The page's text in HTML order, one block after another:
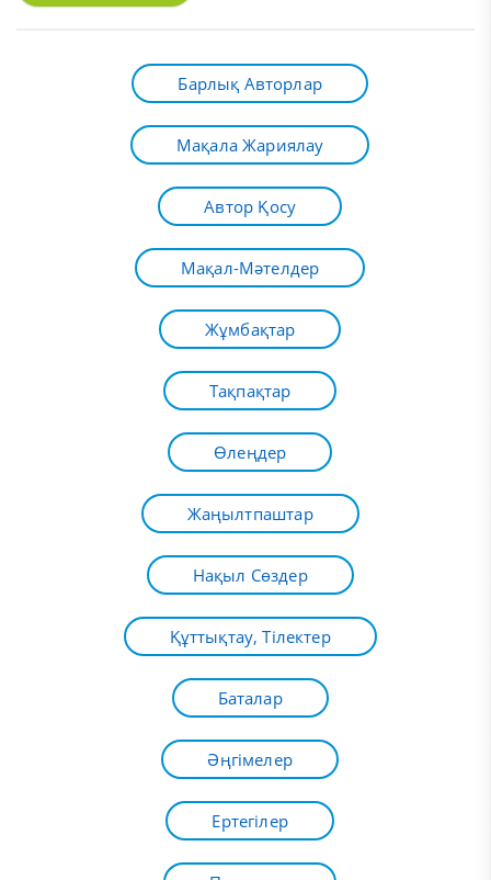
Барлық Авторлар
Мақала Жариялау
Автор Қосу
Мақал-Мәтелдер
Жұмбақтар
Тақпақтар
Өлеңдер
Жаңылтпаштар
Нақыл Сөздер
Құттықтау, Тілектер
Баталар
Әңгімелер
Ертегілер